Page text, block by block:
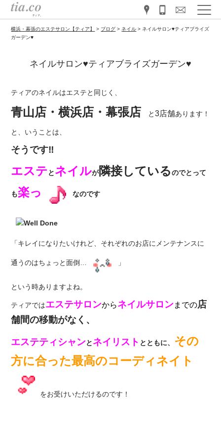
横浜・幕張のエステサロン【ティア】 > ブログ >ネイル >ネイルサロン♥ティアブライズ
ガーデン♥
ネイルサロン♥ティアブライズガーデン♥
ティアのネイルはエステと同じく、
青山店・横浜店・幕張店 と3店舗あります！
と、いうことは、
そうです‼
エステとネイルが隣接しているのでとって
も楽っ なのです
「キレイになりたいけれど、それぞれのお店にメンテナンスに
通うのはちょっと面倒… 」
という時ありますよね。
ティアではエステサロンからネイルサロン までの店
舗間の移動がなく、
エステティシャンとネイリスト とともに、 その
方に合った最高のコーディネイト
をお受けいただけるのです！